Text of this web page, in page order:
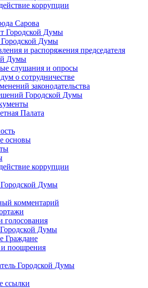
коррупции
Сарова
Городской Думы
Думы
и распоряжения председателя
Думы
слушания и опросы
о сотрудничестве
законодательства
Городской Думы
Палата
основы
коррупции
Думы
комментарий
голосования
Думы
Граждане
поощрения
Городской Думы
ссылки